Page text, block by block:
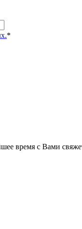
*
время с Вами